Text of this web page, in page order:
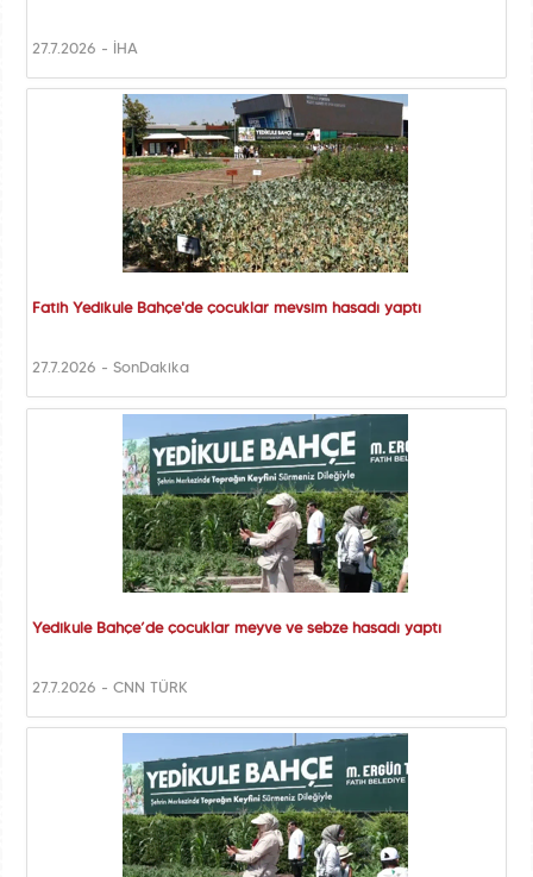
27.7.2026 - İHA
Fatih Yedikule Bahçe'de çocuklar mevsim hasadı yaptı
27.7.2026 - SonDakika
Yedikule Bahçe’de çocuklar meyve ve sebze hasadı yaptı
27.7.2026 - CNN TÜRK